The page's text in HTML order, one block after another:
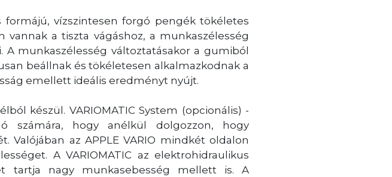
vízszintesen forgó pengék tökéletes
a tiszta vágáshoz, a munkaszélesség
munkaszélesség változtatásakor a gumiból
beállnak és tökéletesen alkalmazkodnak a
emellett ideális eredményt nyújt.
készül. VARIOMATIC System (opcionális) -
számára, hogy anélkül dolgozzon, hogy
Valójában az APPLE VARIO mindkét oldalon
A VARIOMATIC az elektrohidraulikus
tartja nagy munkasebesség mellett is. A